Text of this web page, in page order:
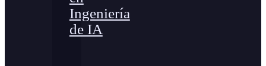
Ingeniería
de IA